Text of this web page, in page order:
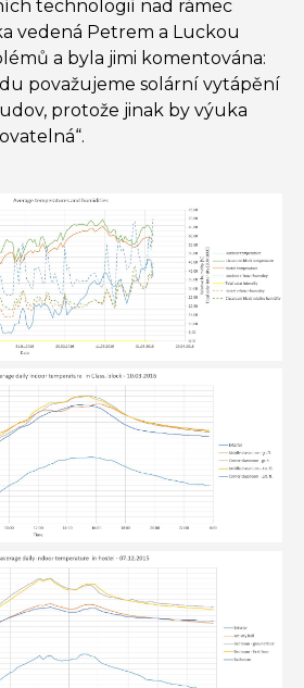
technologií nad rámec
vedená Petrem a Luckou
a byla jimi komentována:
považujeme solární vytápění
protože jinak by výuka